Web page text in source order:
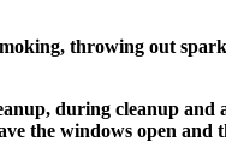
throwing out
during cleanup and
the windows open and